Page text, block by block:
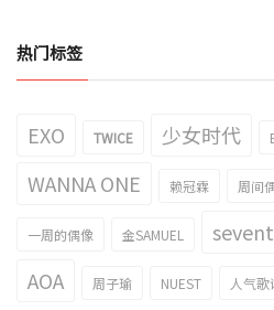
热门标签
EXO TWICE 少女时代
WANNA ONE 赖冠霖 周间
一周的偶像 金SAMUEL
AOA 周子瑜 NUEST 人气歌